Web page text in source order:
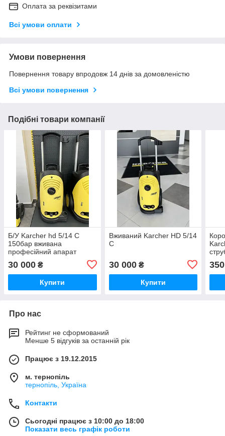
Оплата за реквізитами
Всі умови оплати
Умови повернення
Повернення товару впродовж 14 днів за домовленістю
Всі умови повернення
Подібні товари компанії
Б/У Karcher hd 5/14 C
150бар вживана
професійний апарат
30 000 ₴
Купити
Вживаний Karcher HD 5/14
C
30 000₴
Купити
350
Про нас
Рейтинг не сформований
Менше 5 відгуків за останній рік
Працює з 19.12.2015
м. тернопіль
тернопіль, Україна
Контакти
Сьогодні працює з 10:00 до 18:00
Показати весь графік роботи